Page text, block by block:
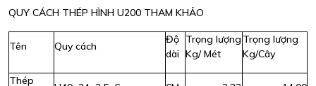
QUY CÁCH THÉP HÌNH U200 THAM KHẢO
Tên Quy cách
Độ
dài
Trọng lượng
Kg/ Mét
Trọng lượng
Kg/Cây
Thép